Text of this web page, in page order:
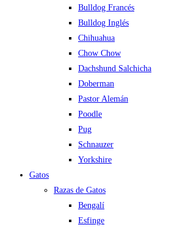
Bulldog Francés
Bulldog Inglés
Chihuahua
Chow Chow
Dachshund Salchicha
Doberman
Pastor Alemán
Poodle
Pug
Schnauzer
Yorkshire
Gatos
Razas de Gatos
Bengalí
Esfinge